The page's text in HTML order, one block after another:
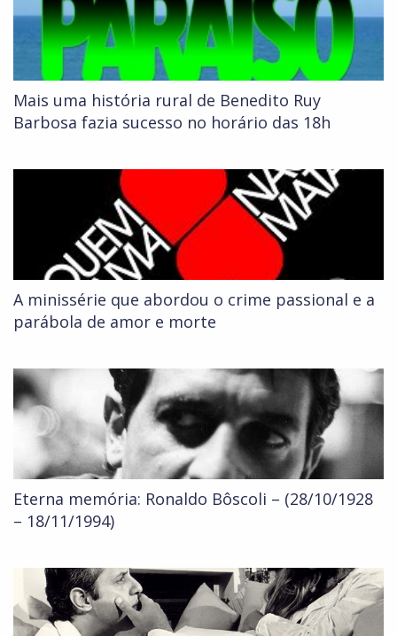
Mais uma história rural de Benedito Ruy
Barbosa fazia sucesso no horário das 18h
A minissérie que abordou o crime passional e a
parábola de amor e morte
Eterna memória: Ronaldo Bôscoli – (28/10/1928
– 18/11/1994)